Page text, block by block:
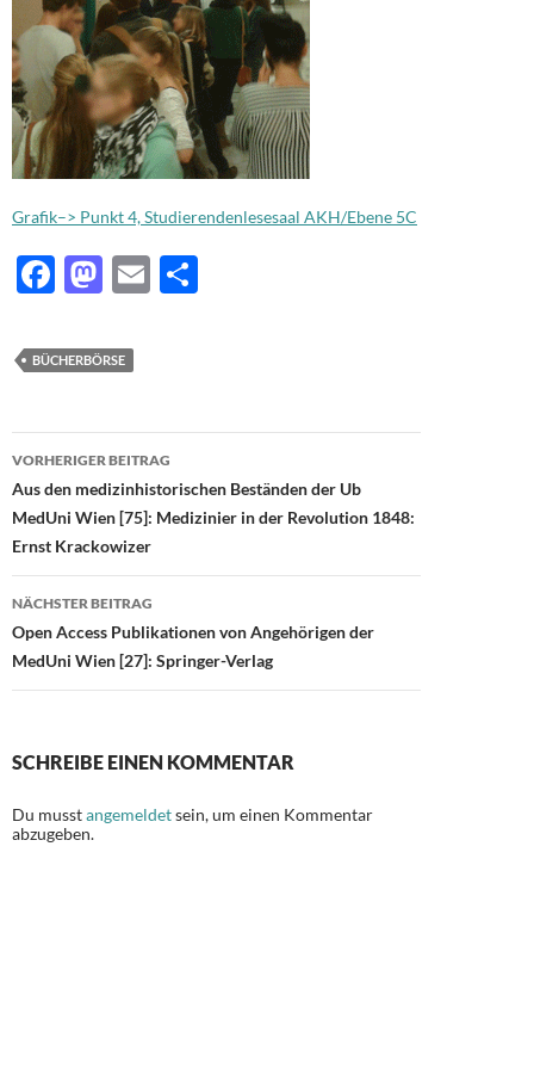
Grafik–> Punkt 4, Studierendenlesesaal AKH/Ebene 5C
F
e
o
o
k
M
to
o
n
E
BÜCHERBÖRSE
Beitragsnavigation
VORHERIGER BEITRAG
Aus den medizinhistorischen Beständen der Ub
MedUni Wien [75]: Medizinier in der Revolution 1848:
Ernst Krackowizer
NÄCHSTER BEITRAG
Open Access Publikationen von Angehörigen der
MedUni Wien [27]: Springer-Verlag
SCHREIBE EINEN KOMMENTAR
Du musstangemeldetsein, um einen Kommentar
abzugeben.